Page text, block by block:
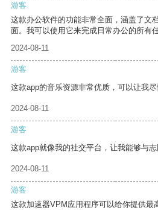
游客
这款办公软件的功能非常全面，涵盖了文
面。我可以使用它来完成日常办公的所有
2024-08-11
游客
这款app的音乐资源非常优质，可以让我尽
2024-08-11
游客
这款app就像我的社交平台，让我能够与志
2024-08-11
游客
这款加速器VPM应用程序可以给你提供最